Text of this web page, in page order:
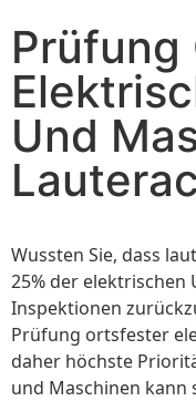
Und
Wussten Sie, dass
25% der elektrischen
Inspektionen
Prüfung ortsfester
daher höchste
und Maschinen